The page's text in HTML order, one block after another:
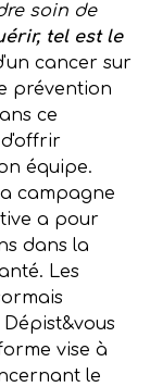
soin de
tel est le
cancer sur
prévention
ce
équipe.
campagne
a pour
dans la
Les
vise à
le